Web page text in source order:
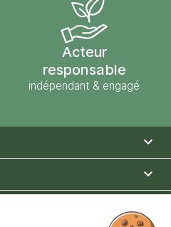
Acteur
responsable
indépendant & engagé

